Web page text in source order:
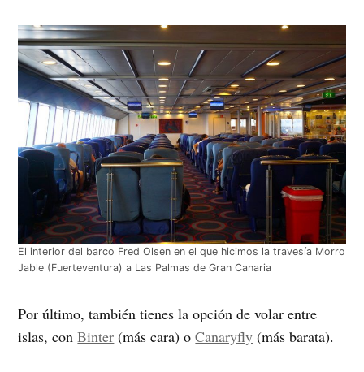
El interior del barco Fred Olsen en el que hicimos la travesía Morro
Jable (Fuerteventura) a Las Palmas de Gran Canaria
Por último, también tienes la opción de volar entre
islas, conBinter (más cara) oCanaryfly (más barata).